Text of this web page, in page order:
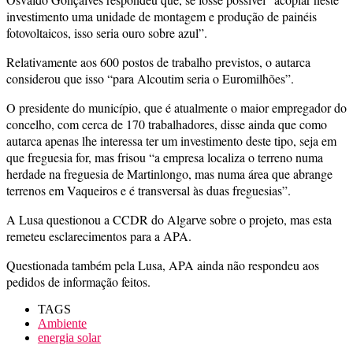
investimento uma unidade de montagem e produção de painéis
fotovoltaicos, isso seria ouro sobre azul”.
Relativamente aos 600 postos de trabalho previstos, o autarca
considerou que isso “para Alcoutim seria o Euromilhões”.
O presidente do município, que é atualmente o maior empregador do
concelho, com cerca de 170 trabalhadores, disse ainda que como
autarca apenas lhe interessa ter um investimento deste tipo, seja em
que freguesia for, mas frisou “a empresa localiza o terreno numa
herdade na freguesia de Martinlongo, mas numa área que abrange
terrenos em Vaqueiros e é transversal às duas freguesias”.
A Lusa questionou a CCDR do Algarve sobre o projeto, mas esta
remeteu esclarecimentos para a APA.
Questionada também pela Lusa, APA ainda não respondeu aos
pedidos de informação feitos.
TAGS
Ambiente
energia solar